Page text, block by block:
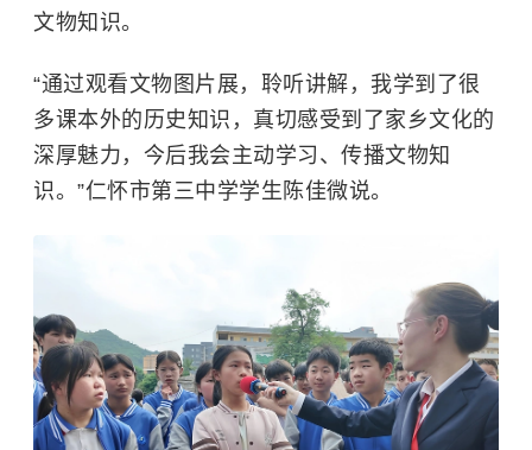
文物知识。
“通过观看文物图片展，聆听讲解，我学到了很
多课本外的历史知识，真切感受到了家乡文化的
深厚魅力，今后我会主动学习、传播文物知
识。”仁怀市第三中学学生陈佳微说。